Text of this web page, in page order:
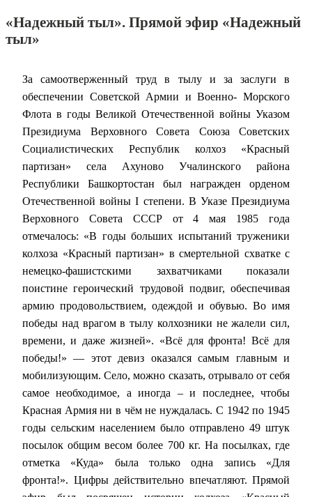
«Надежный тыл». Прямой эфир «Надежный
тыл»
За самоотверженный труд в тылу и за заслуги в
обеспечении Советской Армии и Военно- Морского
Флота в годы Великой Отечественной войны Указом
Президиума Верховного Совета Союза Советских
Социалистических Республик колхоз «Красный
партизан» села Ахуново Учалинского района
Республики Башкортостан был награжден орденом
Отечественной войны I степени. В Указе Президиума
Верховного Совета СССР от 4 мая 1985 года
отмечалось: «В годы больших испытаний труженики
колхоза «Красный партизан» в смертельной схватке с
немецко-фашистскими захватчиками показали
поистине героический трудовой подвиг, обеспечивая
армию продовольствием, одеждой и обувью. Во имя
победы над врагом в тылу колхозники не жалели сил,
времени, и даже жизней». «Всё для фронта! Всё для
победы!» — этот девиз оказался самым главным и
мобилизующим. Село, можно сказать, отрывало от себя
самое необходимое, а иногда – и последнее, чтобы
Красная Армия ни в чём не нуждалась. С 1942 по 1945
годы сельским населением было отправлено 49 штук
посылок общим весом более 700 кг. На посылках, где
отметка «Куда» была только одна запись «Для
фронта!». Цифры действительно впечатляют. Прямой